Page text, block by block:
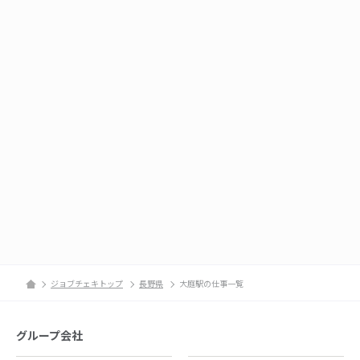
ジョブチェキトップ 長野県 大庭駅の仕事一覧
グループ会社